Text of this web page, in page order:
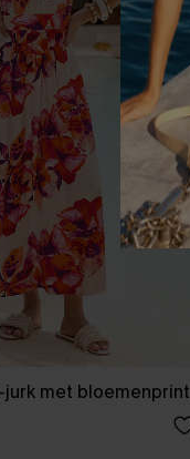
jurk met bloemenprint